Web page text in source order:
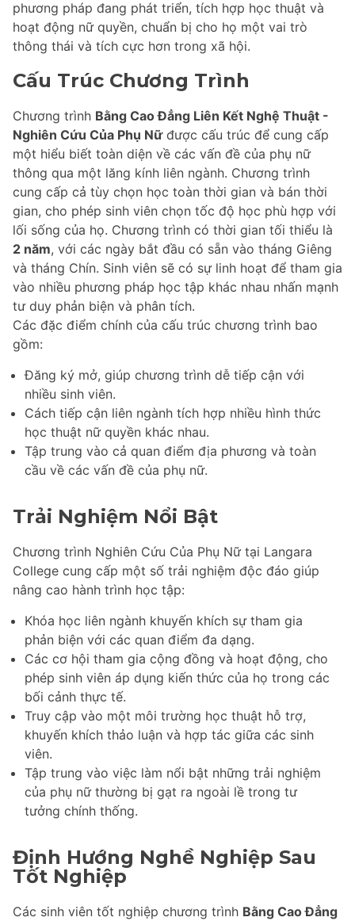
phương pháp đang phát triển, tích hợp học thuật và
hoạt động nữ quyền, chuẩn bị cho họ một vai trò
thông thái và tích cực hơn trong xã hội.
Cấu Trúc Chương Trình
Chương trình Bằng Cao Đẳng Liên Kết Nghệ Thuật -
Nghiên Cứu Của Phụ Nữđược cấu trúc để cung cấp
một hiểu biết toàn diện về các vấn đề của phụ nữ
thông qua một lăng kính liên ngành. Chương trình
cung cấp cả tùy chọn học toàn thời gian và bán thời
gian, cho phép sinh viên chọn tốc độ học phù hợp với
lối sống của họ. Chương trình có thời gian tối thiểu là
2 năm, với các ngày bắt đầu có sẵn vào tháng Giêng
và tháng Chín. Sinh viên sẽ có sự linh hoạt để tham gia
vào nhiều phương pháp học tập khác nhau nhấn mạnh
tư duy phản biện và phân tích.
Các đặc điểm chính của cấu trúc chương trình bao
gồm:
Đăng ký mở, giúp chương trình dễ tiếp cận với
nhiều sinh viên.
Cách tiếp cận liên ngành tích hợp nhiều hình thức
học thuật nữ quyền khác nhau.
Tập trung vào cả quan điểm địa phương và toàn
cầu về các vấn đề của phụ nữ.
Trải Nghiệm Nổi Bật
Chương trình Nghiên Cứu Của Phụ Nữ tại Langara
College cung cấp một số trải nghiệm độc đáo giúp
nâng cao hành trình học tập:
Khóa học liên ngành khuyến khích sự tham gia
phản biện với các quan điểm đa dạng.
Các cơ hội tham gia cộng đồng và hoạt động, cho
phép sinh viên áp dụng kiến thức của họ trong các
bối cảnh thực tế.
Truy cập vào một môi trường học thuật hỗ trợ,
khuyến khích thảo luận và hợp tác giữa các sinh
viên.
Tập trung vào việc làm nổi bật những trải nghiệm
của phụ nữ thường bị gạt ra ngoài lề trong tư
tưởng chính thống.
Định Hướng Nghề Nghiệp Sau
Tốt Nghiệp
Các sinh viên tốt nghiệp chương trình Bằng Cao Đẳng